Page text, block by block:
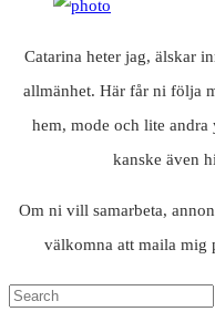
Catarina heter jag, älskar
allmänhet. Här får ni följa
hem, mode och lite
kanske även
Om ni vill samarbeta,
välkomna att maila mig